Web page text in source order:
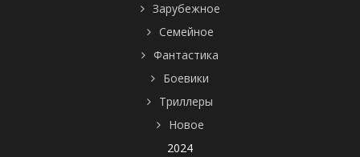
Зарубежное
Семейное
Фантастика
Боевики
Триллеры
Новое
2024